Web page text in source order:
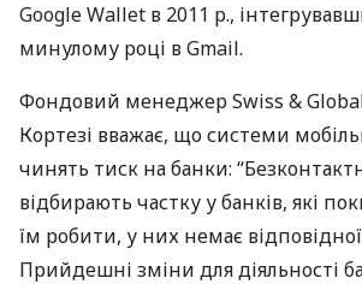
Google Wallet в 2011 р.,
минулому році в Gmail.
Фондовий менеджер Swiss &
Кортезі вважає, що системи
чинять тиск на банки:
відбирають частку у банків, які
їм робити, у них немає відповідної
Прийдешні зміни для діяльності